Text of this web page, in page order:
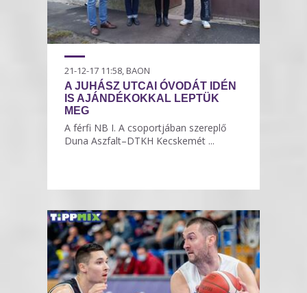
21-12-17 11:58, BAON
A JUHÁSZ UTCAI ÓVODÁT IDÉN
IS AJÁNDÉKOKKAL LEPTÜK
MEG
A férfi NB I. A csoportjában szereplő
Duna Aszfalt–DTKH Kecskemét ...